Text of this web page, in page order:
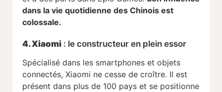
dans la vie quotidienne des Chinois est
colossale.
4. Xiaomi : le constructeur en plein essor
Spécialisé dans les smartphones et objets
connectés, Xiaomi ne cesse de croître. Il est
présent dans plus de 100 pays et se positionne